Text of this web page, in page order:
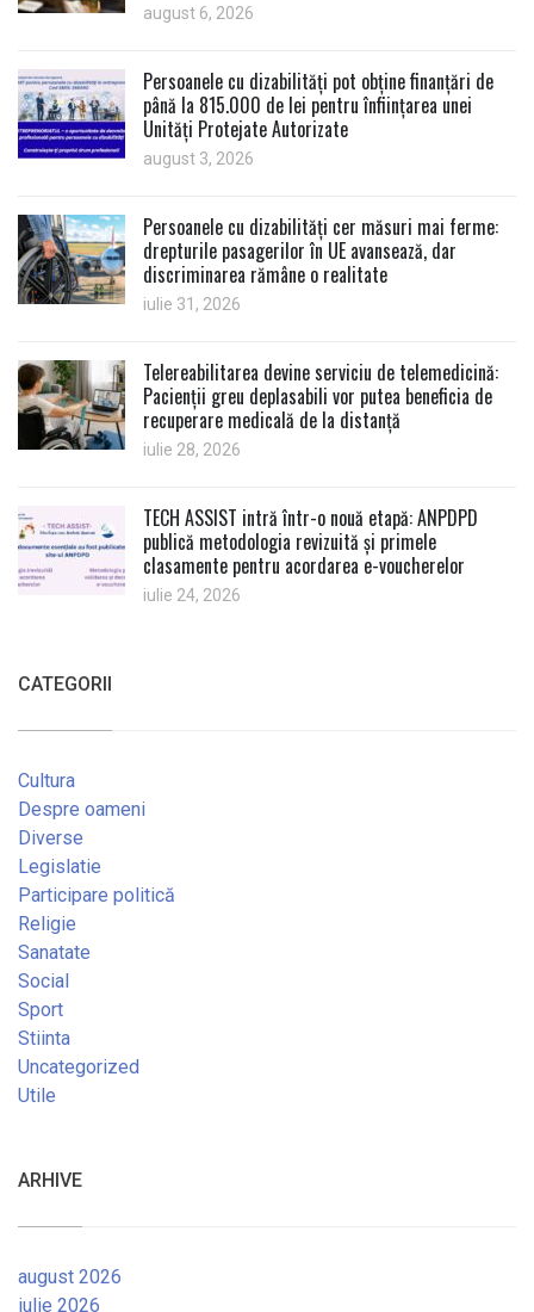
august 6, 2026
Persoanele cu dizabilități pot obține finanțări de
până la 815.000 de lei pentru înființarea unei
Unități Protejate Autorizate
august 3, 2026
Persoanele cu dizabilități cer măsuri mai ferme:
drepturile pasagerilor în UE avansează, dar
discriminarea rămâne o realitate
iulie 31, 2026
Telereabilitarea devine serviciu de telemedicină:
Pacienții greu deplasabili vor putea beneficia de
recuperare medicală de la distanță
iulie 28, 2026
TECH ASSIST intră într-o nouă etapă: ANPDPD
publică metodologia revizuită și primele
clasamente pentru acordarea e-voucherelor
iulie 24, 2026
CATEGORII
Cultura
Despre oameni
Diverse
Legislatie
Participare politică
Religie
Sanatate
Social
Sport
Stiinta
Uncategorized
Utile
ARHIVE
august 2026
iulie 2026